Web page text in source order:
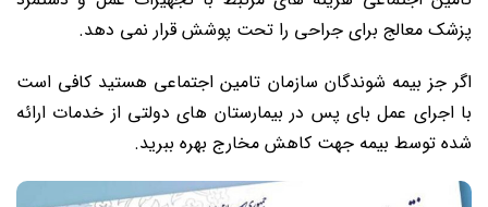
پزشک معالج برای جراحی را تحت پوشش قرار نمی دهد.
اگر جز بیمه شوندگان سازمان تامین اجتماعی هستید کافی است
با اجرای عمل بای پس در بیمارستان های دولتی از خدمات ارائه
شده توسط بیمه جهت کاهش مخارج بهره ببرید.